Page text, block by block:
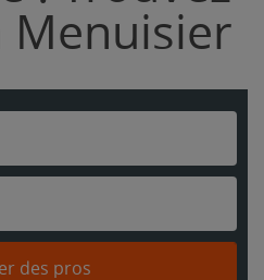
Menuisier
des pros